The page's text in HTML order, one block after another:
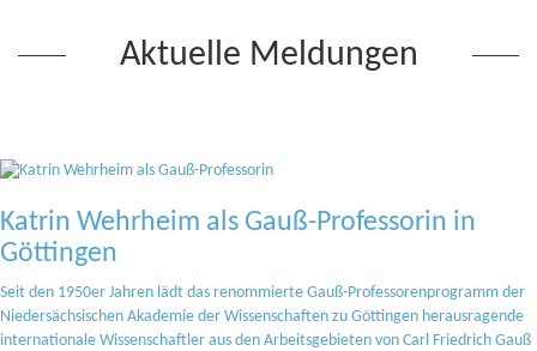
Aktuelle Meldungen
Katrin Wehrheim als Gauß-Professorin in
Göttingen
Seit den 1950er Jahren lädt das renommierte Gauß-Professorenprogramm der
Niedersächsischen Akademie der Wissenschaften zu Göttingen herausragende
internationale Wissenschaftler aus den Arbeitsgebieten von Carl Friedrich Gauß